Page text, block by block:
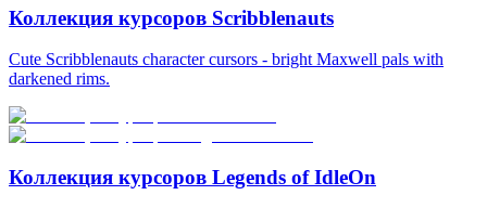
Коллекция курсоров Scribblenauts
Cute Scribblenauts character cursors - bright Maxwell pals with
darkened rims.
Коллекция курсоров Legends of IdleOn